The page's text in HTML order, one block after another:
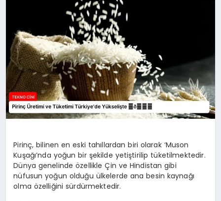
Pirinç, bilinen en eski tahıllardan biri olarak ‘Muson
Kuşağı’nda yoğun bir şekilde yetiştirilip tüketilmektedir.
Dünya genelinde özellikle Çin ve Hindistan gibi
nüfusun yoğun olduğu ülkelerde ana besin kaynağı
olma özelliğini sürdürmektedir.